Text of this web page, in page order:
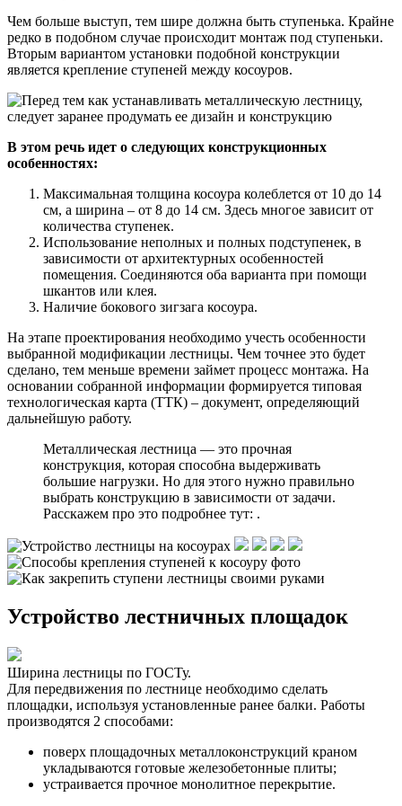
Чем больше выступ, тем шире должна быть ступенька. Крайне
редко в подобном случае происходит монтаж под ступеньки.
Вторым вариантом установки подобной конструкции
является крепление ступеней между косоуров.
В этом речь идет о следующих конструкционных
особенностях:
Максимальная толщина косоура колеблется от 10 до 14
см, а ширина – от 8 до 14 см. Здесь многое зависит от
количества ступенек.
Использование неполных и полных подступенек, в
зависимости от архитектурных особенностей
помещения. Соединяются оба варианта при помощи
шкантов или клея.
Наличие бокового зигзага косоура.
На этапе проектирования необходимо учесть особенности
выбранной модификации лестницы. Чем точнее это будет
сделано, тем меньше времени займет процесс монтажа. На
основании собранной информации формируется типовая
технологическая карта (ТТК) – документ, определяющий
дальнейшую работу.
Металлическая лестница — это прочная
конструкция, которая способна выдерживать
большие нагрузки. Но для этого нужно правильно
выбрать конструкцию в зависимости от задачи.
Расскажем про это подробнее тут: .
Устройство лестничных площадок
Ширина лестницы по ГОСТу.
Для передвижения по лестнице необходимо сделать
площадки, используя установленные ранее балки. Работы
производятся 2 способами:
поверх площадочных металлоконструкций краном
укладываются готовые железобетонные плиты;
устраивается прочное монолитное перекрытие.